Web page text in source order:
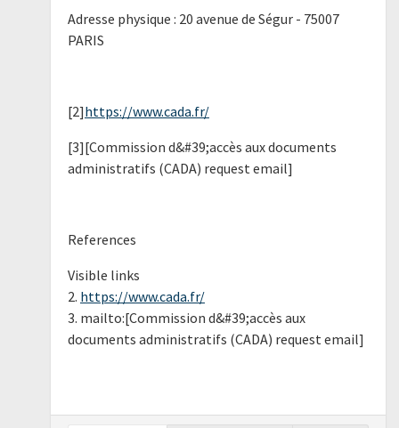
Adresse physique : 20 avenue de Ségur - 75007
PARIS
[2]https://www.cada.fr/
[3][Commission d&#39;accès aux documents
administratifs (CADA) request email]
References
Visible links
2. https://www.cada.fr/
3. mailto:[Commission d&#39;accès aux
documents administratifs (CADA) request email]